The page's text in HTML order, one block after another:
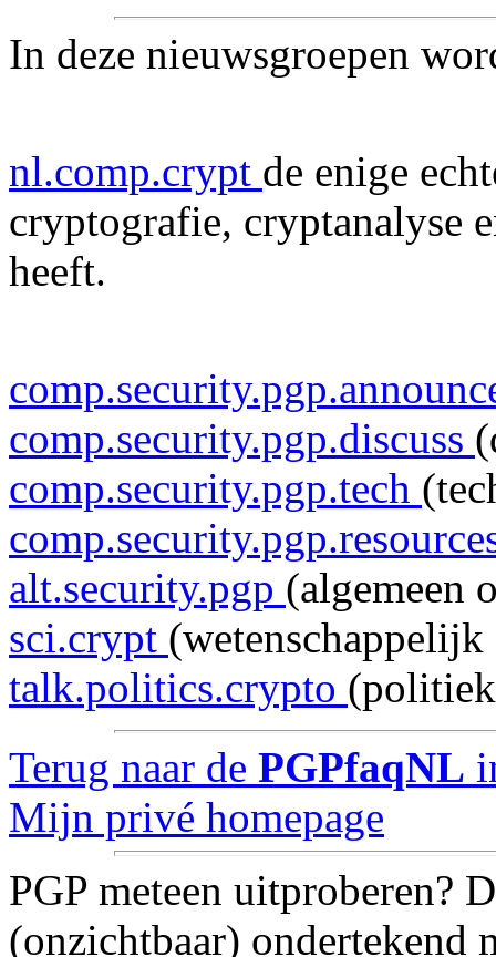
In deze nieuwsgroepen
nl.comp.crypt de enige
cryptografie, cryptanalyse
heeft.
comp.security.pgp.discuss
comp.security.pgp.tech
alt.security.pgp (algemeen
sci.crypt
talk.politics.crypto
Terug naar de PGPfaqNL
Mijn privé homepage
PGP meteen uitproberen?
(onzichtbaar) ondertekend